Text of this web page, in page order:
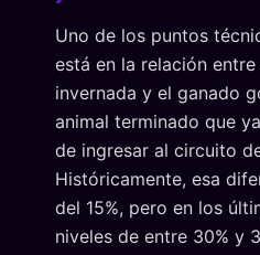
Uno de los puntos
está en la relación
invernada y el ganado
animal terminado que
de ingresar al circuito
Históricamente, esa
del 15%, pero en los
niveles de entre 30% y